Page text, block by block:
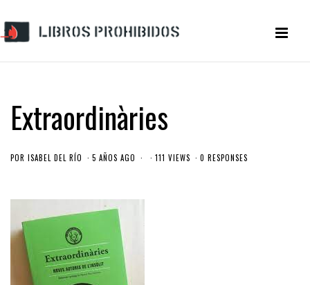
Extraordinàries
POR ISABEL DEL RÍO 5 AÑOS AGO 111 VIEWS 0 RESPONSES